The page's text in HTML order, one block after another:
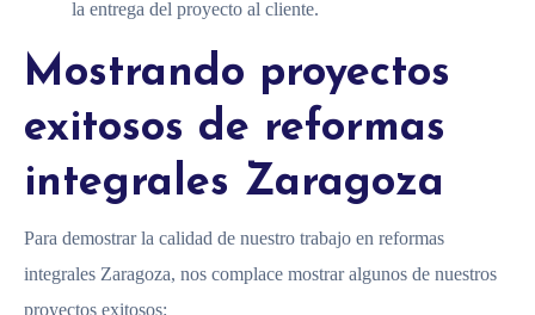
la entrega del proyecto al cliente.
Mostrando proyectos
exitosos de reformas
integrales Zaragoza
Para demostrar la calidad de nuestro trabajo en reformas
integrales Zaragoza, nos complace mostrar algunos de nuestros
proyectos exitosos: